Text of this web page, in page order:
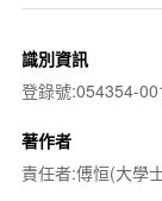
識別資訊
登錄號:054354-
著作者
責任者:傅恒(大學